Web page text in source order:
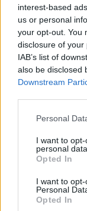
interest-based
us or personal
your opt-out. You
disclosure of
IAB’s list of
also be disclosed
Downstream
Please note that
not limited to
grant or deny
use your data for
consent section.
Personal
I want to
personal data.
Opted In
I want to
Personal
Opted In
la même étiquette.
Le résultat n’est
de restauration
Un CD en
écumé «
mais rien à
Gratuit lorsque
Il est facturé, à
constaté au mois
ordinateur.
Solution